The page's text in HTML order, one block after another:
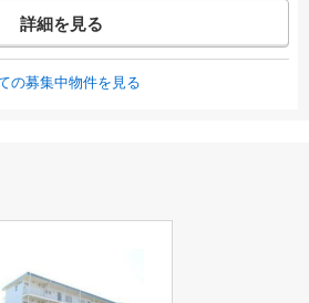
詳細を見る
の募集中物件を見る